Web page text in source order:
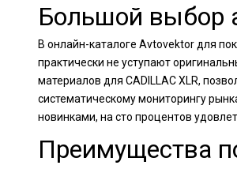
Большой выбор
В онлайн-каталоге Avtovektor для
практически не уступают
материалов для CADILLAC XLR,
систематическому мониторингу
новинками, на сто процентов
Преимущества